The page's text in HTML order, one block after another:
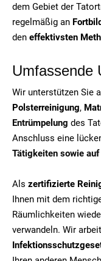
dem Gebiet der
regelmäßig an
den effektivsten
Umfassende
Wir unterstützen Sie
Polsterreinigung,
Entrümpelung des
Anschluss eine
Tätigkeiten sowie
Als zertifizierte
Ihnen mit dem
Räumlichkeiten
verwandeln. Wir